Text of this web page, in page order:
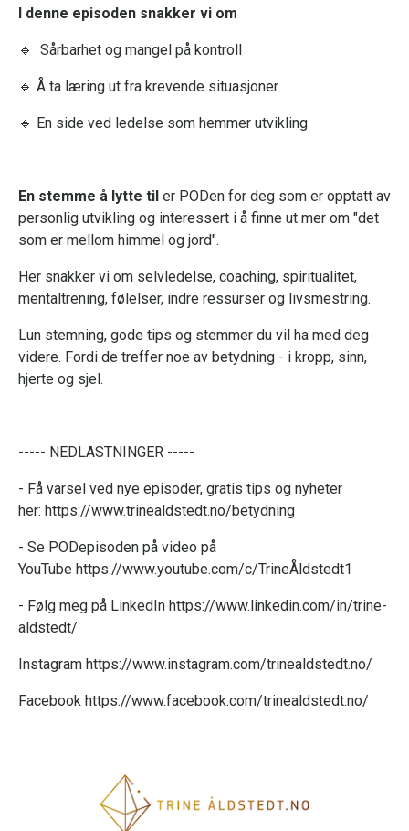
I denne episoden snakker vi om
🔹 Sårbarhet og mangel på kontroll
🔹 Å ta læring ut fra krevende situasjoner
🔹 En side ved ledelse som hemmer utvikling
En stemme å lytte til er PODen for deg som er opptatt av
personlig utvikling og interessert i å finne ut mer om "det
som er mellom himmel og jord".
Her snakker vi om selvledelse, coaching, spiritualitet,
mentaltrening, følelser, indre ressurser og livsmestring.
Lun stemning, gode tips og stemmer du vil ha med deg
videre. Fordi de treffer noe av betydning - i kropp, sinn,
hjerte og sjel.
----- NEDLASTNINGER -----
- Få varsel ved nye episoder, gratis tips og nyheter
her: https://www.trinealdstedt.no/betydning
- Se PODepisoden på video på
YouTube https://www.youtube.com/c/TrineÅldstedt1
- Følg meg på LinkedIn https://www.linkedin.com/in/trine-
aldstedt/
Instagram https://www.instagram.com/trinealdstedt.no/
Facebook https://www.facebook.com/trinealdstedt.no/